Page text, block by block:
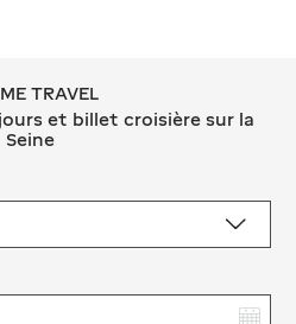
Paris Museum
TRAVEL
et billet croisière sur la
Seine